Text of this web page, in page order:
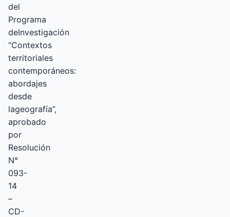
del
Programa
deInvestigación
“Contextos
territoriales
contemporáneos:
abordajes
desde
lageografía”,
aprobado
por
Resolución
N°
093-
14
–
CD-